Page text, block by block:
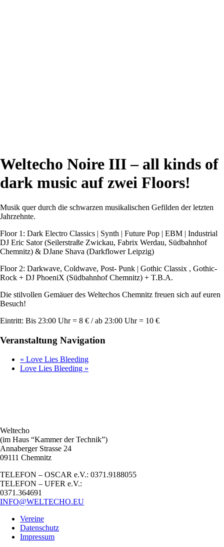
Weltecho Noire III – all kinds of
dark music auf zwei Floors!
Musik quer durch die schwarzen musikalischen Gefilden der letzten
Jahrzehnte.
Floor 1: Dark Electro Classics | Synth | Future Pop | EBM | Industrial
DJ Eric Sator (Seilerstraße Zwickau, Fabrix Werdau, Südbahnhof
Chemnitz) & DJane Shava (Darkflower Leipzig)
Floor 2: Darkwave, Coldwave, Post- Punk | Gothic Classix , Gothic-
Rock + DJ PhoeniX (Südbahnhof Chemnitz) + T.B.A.
Die stilvollen Gemäuer des Weltechos Chemnitz freuen sich auf euren
Besuch!
Eintritt: Bis 23:00 Uhr = 8 € / ab 23:00 Uhr = 10 €
Veranstaltung Navigation
« Love Lies Bleeding
Love Lies Bleeding »
Weltecho
(im Haus “Kammer der Technik”)
Annaberger Strasse 24
09111 Chemnitz
TELEFON – OSCAR e.V.: 0371.9188055
TELEFON – UFER e.V.:
0371.364691
INFO@WELTECHO.EU
Vereine
Datenschutz
Impressum